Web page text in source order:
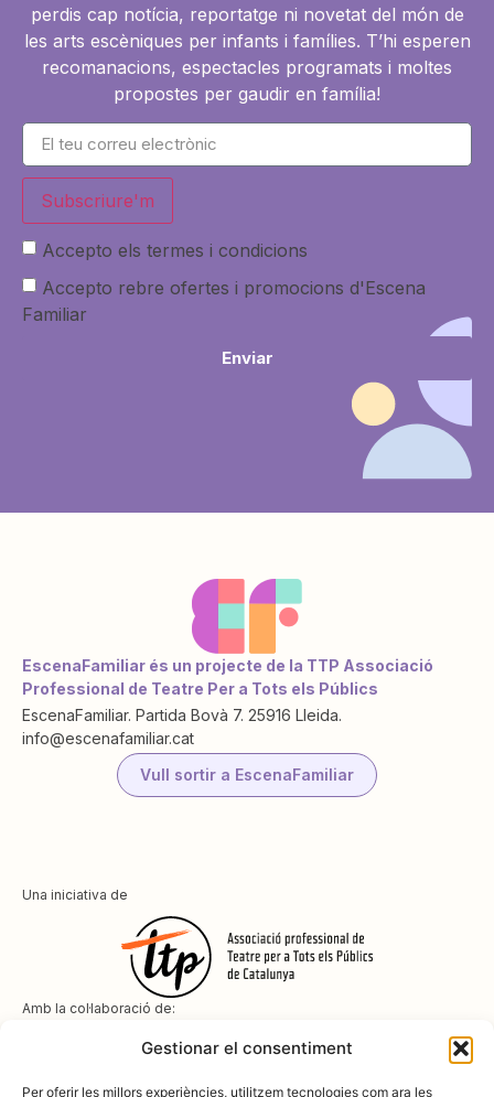
Gestionar el consentiment
Per oferir les millors experiències, utilitzem tecnologies com ara les
perdis cap notícia, reportatge ni novetat del món de
les arts escèniques per infants i famílies. T’hi esperen
recomanacions, espectacles programats i moltes
propostes per gaudir en família!
Subscriure'm
Accepto els termes i condicions
Accepto rebre ofertes i promocions d'Escena
Familiar
Enviar
EscenaFamiliar és un projecte de la TTP Associació
Professional de Teatre Per a Tots els Públics
EscenaFamiliar. Partida Bovà 7. 25916 Lleida.
info@escenafamiliar.cat
Vull sortir a EscenaFamiliar
Una iniciativa de
Amb la col·laboració de: